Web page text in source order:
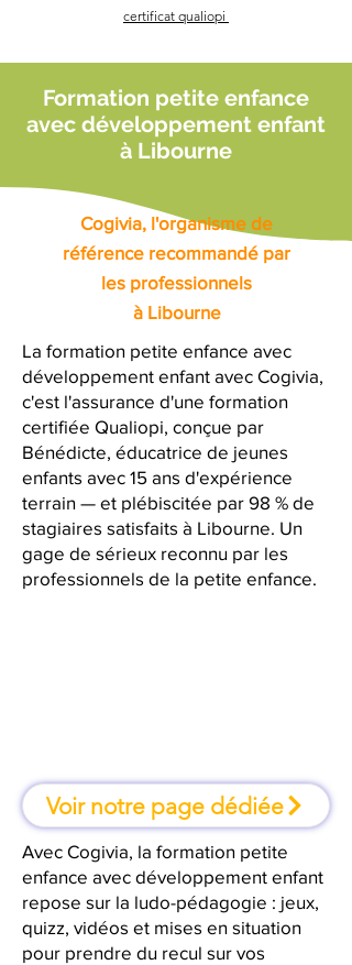
certificat qualiopi
Formation petite enfance
avec développement enfant
à Libourne
Cogivia, l'organisme de
référence recommandé par
les professionnels
à Libourne
La formation petite enfance avec
développement enfant avec Cogivia,
c'est l'assurance d'une formation
certifiée Qualiopi, conçue par
Bénédicte, éducatrice de jeunes
enfants avec 15 ans d'expérience
terrain — et plébiscitée par 98 % de
stagiaires satisfaits à Libourne. Un
gage de sérieux reconnu par les
professionnels de la petite enfance.
Voir notre page dédiée
Avec Cogivia, la formation petite
enfance avec développement enfant
repose sur la ludo-pédagogie : jeux,
quizz, vidéos et mises en situation
pour prendre du recul sur vos